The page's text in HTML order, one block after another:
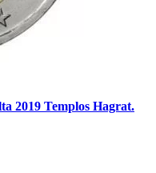
2019 Templos Hagrat.